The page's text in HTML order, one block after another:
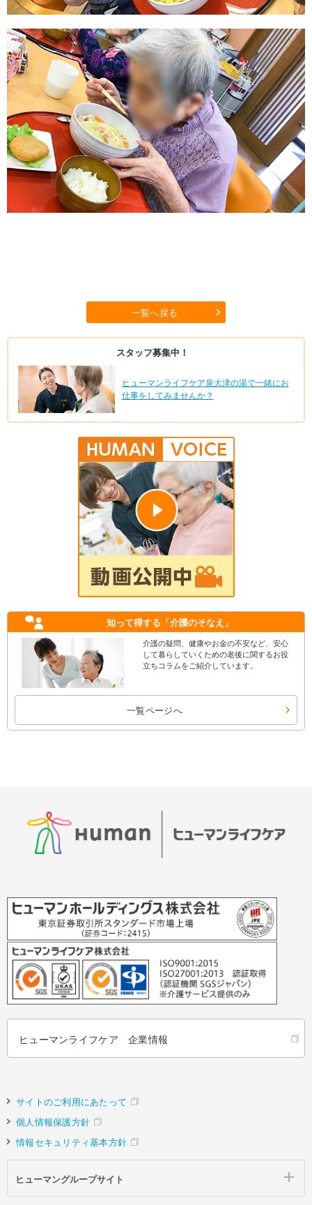
一覧へ戻る
スタッフ募集中！
ヒューマンライフケア泉大津の湯で一緒にお
仕事をしてみませんか？
知って得する 「介護のそなえ」
介護の疑問、健康やお金の不安など、安心
して暮らしていくための老後に関するお役
立ちコラムをご紹介しています。
一覧ページへ
ヒューマンライフケア 企業情報
サイトのご利用にあたって
個人情報保護方針
情報セキュリティ基本方針
ヒューマングループサイト